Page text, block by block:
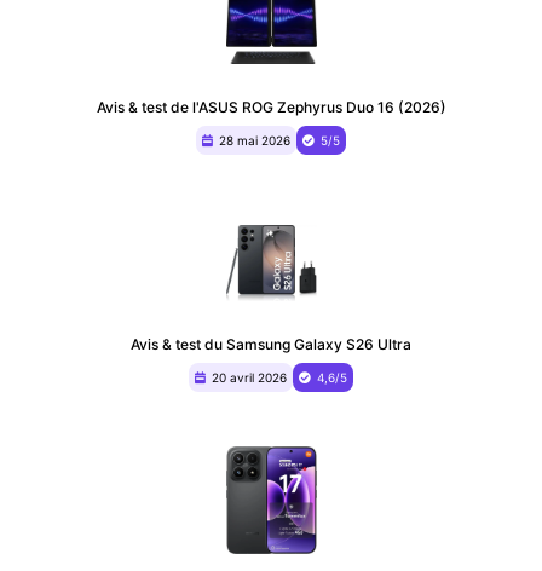
Avis & test de l'ASUS ROG Zephyrus Duo 16 (2026)
28 mai 2026 5/5
Avis & test du Samsung Galaxy S26 Ultra
20 avril 2026 4,6/5